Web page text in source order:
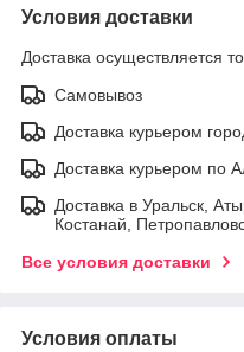
Условия доставки
Доставка осуществляется
Самовывоз
Доставка курьером
Доставка курьером по
Доставка в Уральск,
Костанай,
Все условия доставки
Условия оплаты